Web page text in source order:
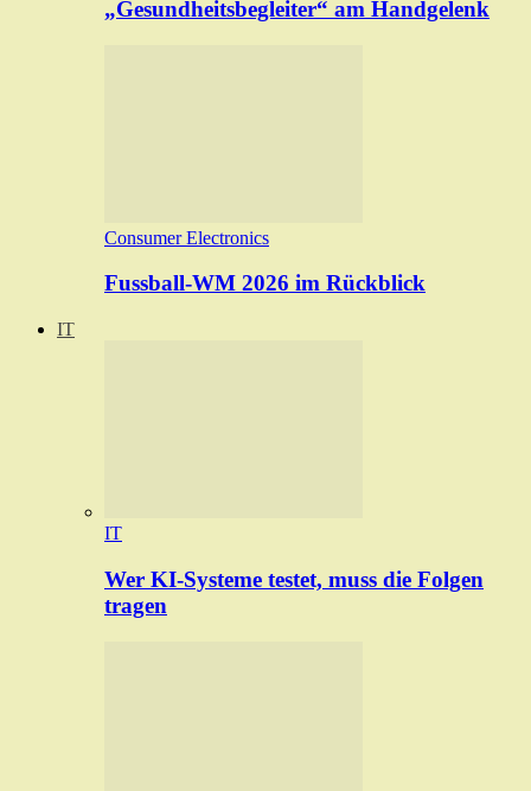
„Gesundheitsbegleiter“ am Handgelenk
Consumer Electronics
Fussball-WM 2026 im Rückblick
IT
IT
Wer KI-Systeme testet, muss die Folgen
tragen